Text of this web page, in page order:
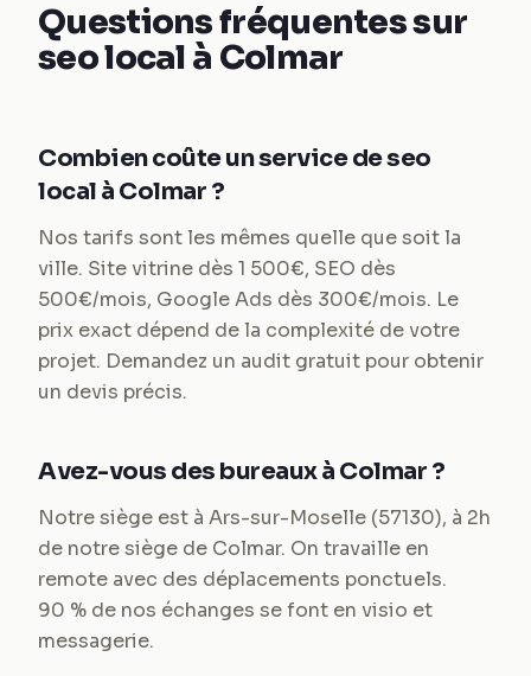
Questions fréquentes sur
seo local à Colmar
Combien coûte un service de seo
local à Colmar ?
Nos tarifs sont les mêmes quelle que soit la
ville. Site vitrine dès 1 500€, SEO dès
500€/mois, Google Ads dès 300€/mois. Le
prix exact dépend de la complexité de votre
projet. Demandez un audit gratuit pour obtenir
un devis précis.
Avez-vous des bureaux à Colmar ?
Notre siège est à Ars-sur-Moselle (57130), à 2h
de notre siège de Colmar. On travaille en
remote avec des déplacements ponctuels.
90 % de nos échanges se font en visio et
messagerie.